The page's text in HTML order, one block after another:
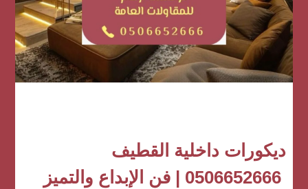
ديكورات داخلية القطيف
0506652666 | فن الإبداع والتميز